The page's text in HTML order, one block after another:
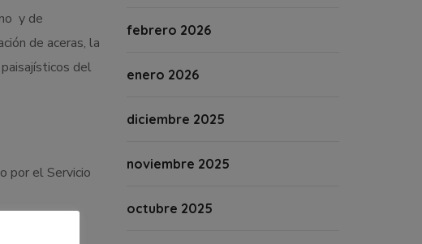
y de
de aceras, la
del
por el Servicio
febrero 2026
enero 2026
diciembre 2025
noviembre 2025
octubre 2025